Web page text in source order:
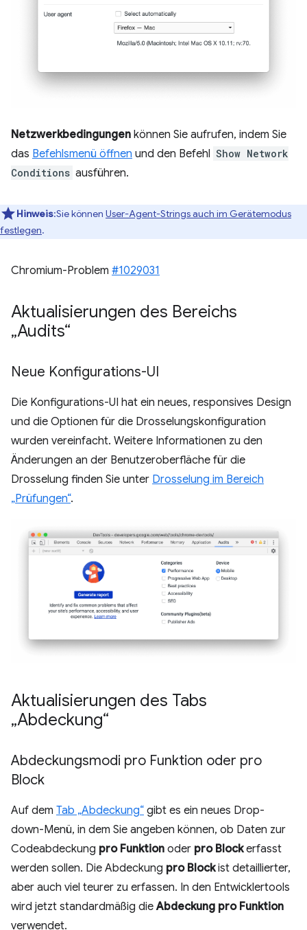
Netzwerkbedingungen können Sie aufrufen, indem Sie
das Befehlsmenü öffnen und den Befehl Show Network
Conditions ausführen.
Hinweis:Sie können User-Agent-Strings auch im Gerätemodus
festlegen.
Chromium-Problem #1029031
Aktualisierungen des Bereichs
„Audits“
Neue Konfigurations-UI
Die Konfigurations-UI hat ein neues, responsives Design
und die Optionen für die Drosselungskonfiguration
wurden vereinfacht. Weitere Informationen zu den
Änderungen an der Benutzeroberfläche für die
Drosselung finden Sie unter Drosselung im Bereich
„Prüfungen“.
Aktualisierungen des Tabs
„Abdeckung“
Abdeckungsmodi pro Funktion oder pro
Block
Auf dem Tab „Abdeckung“ gibt es ein neues Drop-
down-Menü, in dem Sie angeben können, ob Daten zur
Codeabdeckung pro Funktion oder pro Blockerfasst
werden sollen. Die Abdeckung pro Blockist detaillierter,
aber auch viel teurer zu erfassen. In den Entwicklertools
wird jetzt standardmäßig dieAbdeckung pro Funktion
verwendet.